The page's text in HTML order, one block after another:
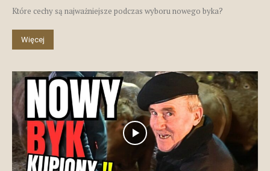
Które cechy są najważniejsze podczas wyboru nowego byka?
Więcej